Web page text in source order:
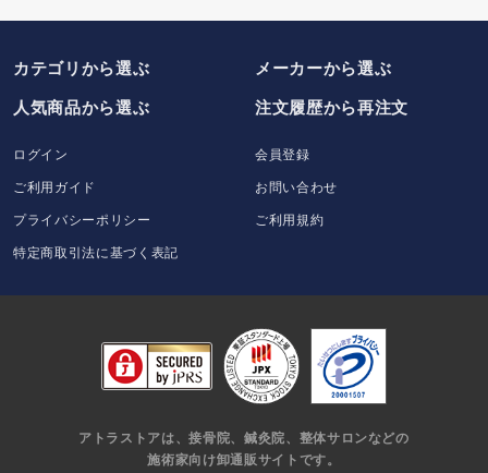
カテゴリから選ぶ メーカーから選ぶ
人気商品から選ぶ
注文履歴から再注文
ログイン
会員登録
ご利用ガイド
お問い合わせ
プライバシーポリシー
ご利用規約
特定商取引法に基づく表記
アトラストアは、接骨院、鍼灸院、整体サロンなどの
施術家向け卸通販サイトです。